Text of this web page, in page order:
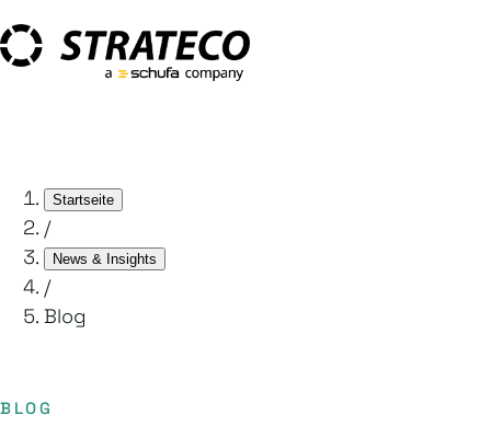
Startseite
/
News & Insights
/
Blog
BLOG